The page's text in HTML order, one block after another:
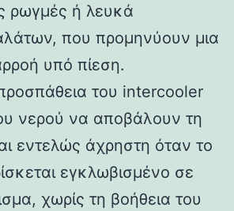
ρωγμές ή λευκά
που προμηνύουν μια
υπό πίεση.
του intercooler
νερού να αποβάλουν τη
εντελώς άχρηστη όταν το
εγκλωβισμένο σε
χωρίς τη βοήθεια του